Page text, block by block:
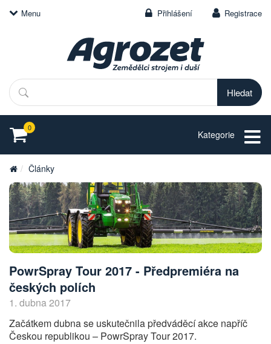
Menu Přihlášení Registrace
Hledat
0
Kategorie
Články
PowrSpray Tour 2017 - Předpremiéra na
českých polích
1. dubna 2017
Začátkem dubna se uskutečnila předváděcí akce napříč
Českou republikou – PowrSpray Tour 2017.